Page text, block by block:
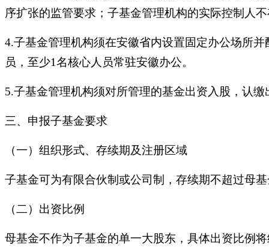
序扩张的监管要求；子基金管理机构的实际控制人
4.子基金管理机构须在安徽省内设置固定办公场所
员，至少1名核心人员常驻安徽办公。
5.子基金管理机构须对所管理的基金出资入股，认
三、申报子基金要求
（一）组织形式、存续期及注册区域
子基金可为有限合伙制或公司制，存续期不超过母
（二）出资比例
母基金不作为子基金的单一大股东，具体出资比例